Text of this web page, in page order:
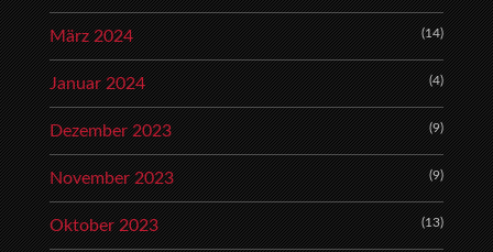
März 2024 (14)
Januar 2024 (4)
Dezember 2023 (9)
November 2023 (9)
Oktober 2023 (13)